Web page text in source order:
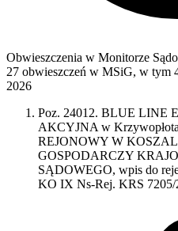
Obwieszczenia w Monitorze
27 obwieszczeń w MSiG, w tym
2026
Poz. 24012. BLUE LINE
AKCYJNA w
REJONOWY W
GOSPODARCZY
SĄDOWEGO, wpis do
KO IX Ns-Rej. KRS